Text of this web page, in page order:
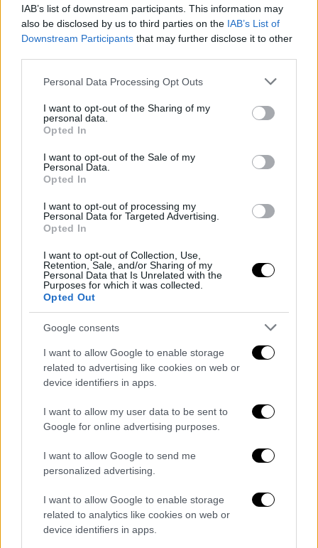
IAB’s list of downstream participants. This information may
also be disclosed by us to third parties on the IAB’s List of
Downstream Participants that may further disclose it to other
Please note that this website/app uses one or more Google
not limited to your visit or usage behaviour. You may click to
grant or deny consent to Google and its third-party tags to
use your data for below specified purposes in below Google
consent section.
Personal Data Processing Opt Outs
I want to opt-out of the Sharing of my
personal data.
Opted In
I want to opt-out of the Sale of my
Personal Data.
Opted In
I want to opt-out of processing my
Personal Data for Targeted Advertising.
Opted In
I want to opt-out of Collection, Use,
Retention, Sale, and/or Sharing of my
Personal Data that Is Unrelated with the
Purposes for which it was collected.
Opted Out
Google consents
I want to allow Google to enable storage
related to advertising like cookies on web or
device identifiers in apps.
I want to allow my user data to be sent to
Google for online advertising purposes.
I want to allow Google to send me
personalized advertising.
I want to allow Google to enable storage
related to analytics like cookies on web or
device identifiers in apps.
- Pubblicità -